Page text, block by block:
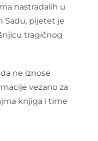
nastradalih u
Sadu, pijetet je
tragičnog
ne iznose
vezano za
knjiga i time